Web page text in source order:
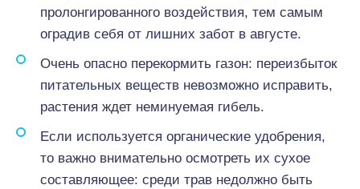
пролонгированного воздействия, тем самым
оградив себя от лишних забот в августе.
Очень опасно перекормить газон: переизбыток
питательных веществ невозможно исправить,
растения ждет неминуемая гибель.
Если используется органические удобрения,
то важно внимательно осмотреть их сухое
составляющее: среди трав недолжно быть